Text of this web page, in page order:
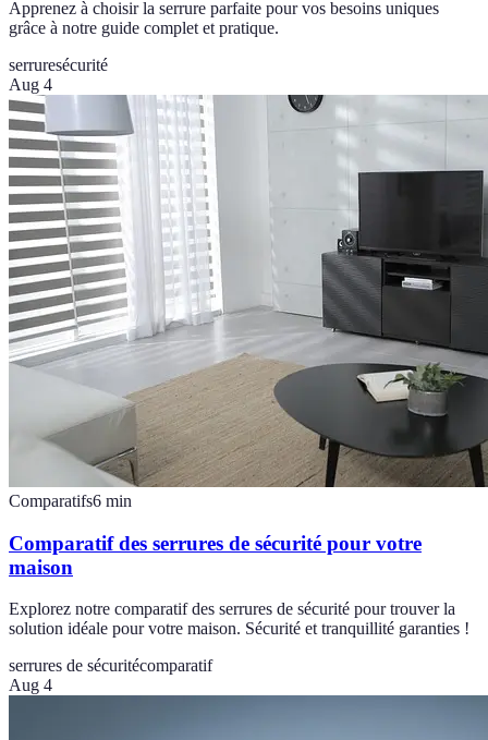
Apprenez à choisir la serrure parfaite pour vos besoins uniques
grâce à notre guide complet et pratique.
serruresécurité
Aug 4
Comparatifs6 min
Comparatif des serrures de sécurité pour votre
maison
Explorez notre comparatif des serrures de sécurité pour trouver la
solution idéale pour votre maison. Sécurité et tranquillité garanties !
serrures de sécuritécomparatif
Aug 4